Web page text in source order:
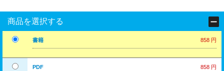
商品を選択する
書籍 858 円
PDF 858 円